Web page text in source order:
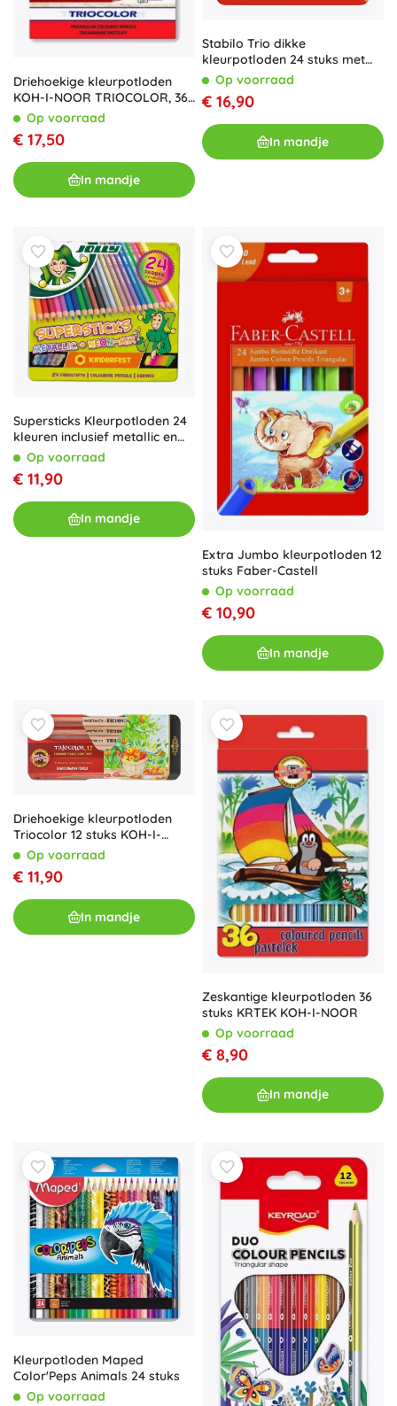
Driehoekige kleurpotloden
KOH-I-NOOR TRIOCOLOR, 36
stuksOp voorraad
€ 17,50
In mandje
Stabilo Trio dikke
kleurpotloden 24 stuks met
puntenslijper
Op voorraad
€ 16,90
In mandje
Supersticks Kleurpotloden 24
kleuren inclusief metallic en
neonOp voorraad
€ 11,90
In mandje
Extra Jumbo kleurpotloden 12
stuks Faber-Castell
Op voorraad
€ 10,90
In mandje
Driehoekige kleurpotloden
Triocolor 12 stuks KOH-I-
NOOR
Op voorraad
€ 11,90
In mandje
Zeskantige kleurpotloden 36
stuks KRTEK KOH-I-NOOR
Op voorraad
€ 8,90
In mandje
Kleurpotloden Maped
Color'Peps Animals 24 stuks
Op voorraad